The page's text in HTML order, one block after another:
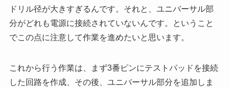
ドリル径が大きすぎるんです。それと、ユニバーサル部
分がどれも電源に接続されていないんです。ということ
でこの点に注意して作業を進めたいと思います。
これから行う作業は、まず3番ピンにテストパッドを接続
した回路を作成、その後、ユニバーサル部分を追加しま